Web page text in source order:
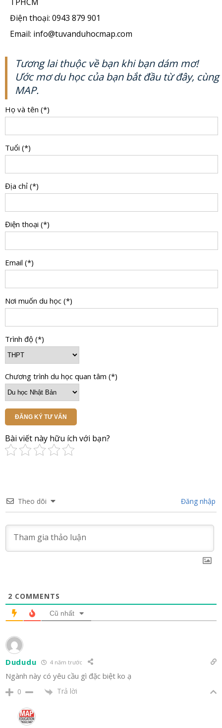
Điện thoại: 0943 879 901
Email: info@tuvanduhocmap.com
Tương lai thuộc về bạn khi bạn dám mơ!
Ước mơ du học của bạn bắt đầu từ đây, cùng
MAP.
Họ và tên (*)
Tuổi (*)
Địa chỉ (*)
Điện thoại (*)
Email (*)
Nơi muốn du học (*)
Trình độ (*)
Chương trình du học quan tâm (*)
ĐĂNG KÝ TƯ VẤN
Bài viết này hữu ích với bạn?
Theo dõi Đăng nhập
2 COMMENTS
Cũ nhất
Dududu 4 năm trước
Ngành này có yêu cầu gì đặc biệt ko ạ
0 Trả lời